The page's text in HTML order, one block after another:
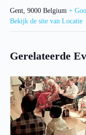
Gent 9000 Belgium +
Bekijk de site van Locatie
Gerelateerde